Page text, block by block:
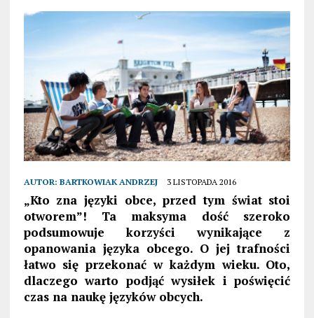
AUTOR: BARTKOWIAK ANDRZEJ 3 LISTOPADA 2016
„Kto zna języki obce, przed tym świat stoi
otworem”! Ta maksyma dość szeroko
podsumowuje korzyści wynikające z
opanowania języka obcego. O jej trafności
łatwo się przekonać w każdym wieku. Oto,
dlaczego warto podjąć wysiłek i poświęcić
czas na naukę języków obcych.